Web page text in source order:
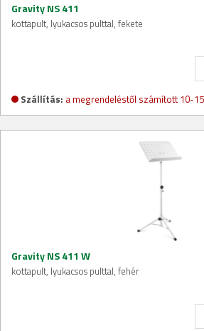
Gravity NS 411
kottapult, lyukacsos pulttal, fekete
Szállítás: a megrendeléstől számított 10-
Gravity NS 411 W
kottapult, lyukacsos pulttal, fehér